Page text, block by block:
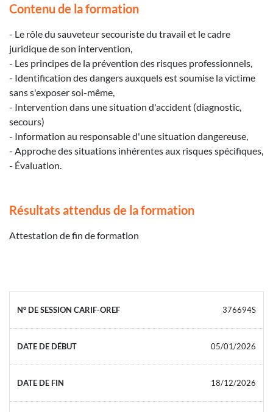
Contenu de la formation
- Le rôle du sauveteur secouriste du travail et le cadre
juridique de son intervention,
- Les principes de la prévention des risques professionnels,
- Identification des dangers auxquels est soumise la victime
sans s'exposer soi-même,
- Intervention dans une situation d'accident (diagnostic,
secours)
- Information au responsable d'une situation dangereuse,
- Approche des situations inhérentes aux risques spécifiques,
- Évaluation.
Résultats attendus de la formation
Attestation de fin de formation
376694S
05/01/2026
18/12/2026